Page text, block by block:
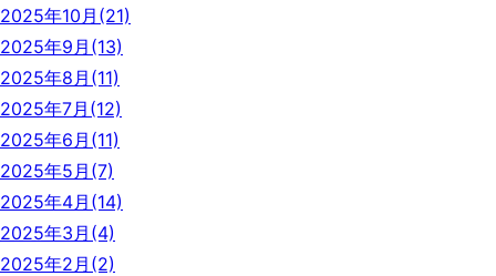
2025年10月(21)
2025年9月(13)
2025年8月(11)
2025年7月(12)
2025年6月(11)
2025年5月(7)
2025年4月(14)
2025年3月(4)
2025年2月(2)